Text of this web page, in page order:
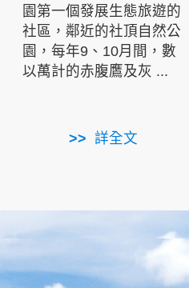
園第一個發展生態旅遊的
社區，鄰近的社頂自然公
園，每年9、10月間，數
以萬計的赤腹鷹及灰 ...
詳全文